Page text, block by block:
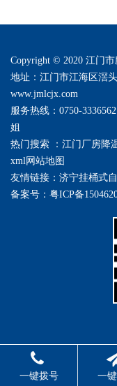
Copyright © 2020 江门
地址：江门市江海区滘
www.jmlcjx.com
服务热线：0750-
姐
热门搜索 ：江门厂房
xml网站地图
友情链接： 济宁挂桶式
备案号：粤ICP备
一键拨号 一